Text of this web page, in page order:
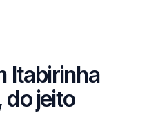
Itabirinha
do jeito